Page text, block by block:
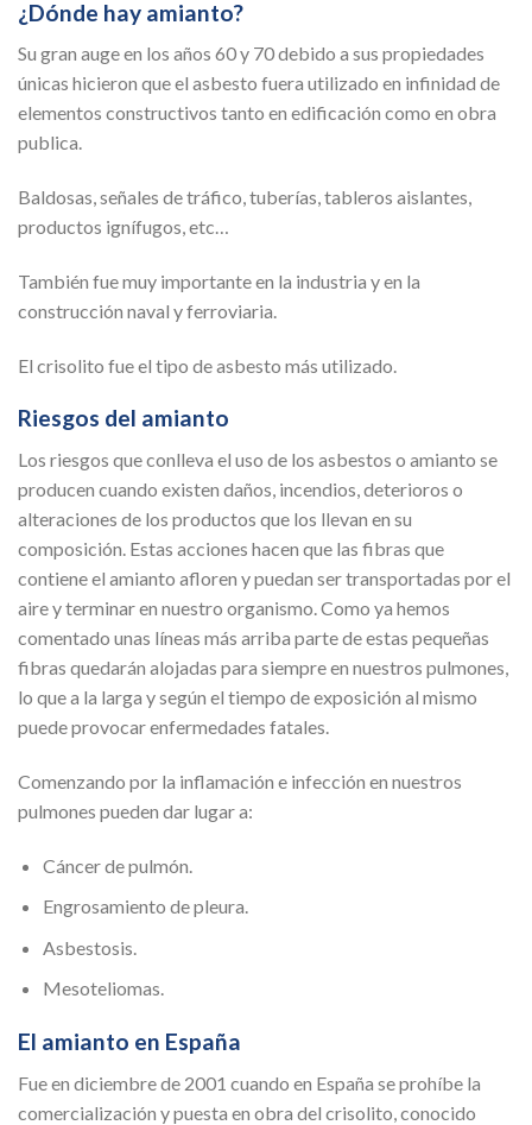
¿Dónde hay amianto?
Su gran auge en los años 60 y 70 debido a sus propiedades
únicas hicieron que el asbesto fuera utilizado en infinidad de
elementos constructivos tanto en edificación como en obra
publica.
Baldosas, señales de tráfico, tuberías, tableros aislantes,
productos ignífugos, etc…
También fue muy importante en la industria y en la
construcción naval y ferroviaria.
El crisolito fue el tipo de asbesto más utilizado.
Riesgos del amianto
Los riesgos que conlleva el uso de los asbestos o amianto se
producen cuando existen daños, incendios, deterioros o
alteraciones de los productos que los llevan en su
composición. Estas acciones hacen que las fibras que
contiene el amianto afloren y puedan ser transportadas por el
aire y terminar en nuestro organismo. Como ya hemos
comentado unas líneas más arriba parte de estas pequeñas
fibras quedarán alojadas para siempre en nuestros pulmones,
lo que a la larga y según el tiempo de exposición al mismo
puede provocar enfermedades fatales.
Comenzando por la inflamación e infección en nuestros
pulmones pueden dar lugar a:
Cáncer de pulmón.
Engrosamiento de pleura.
Asbestosis.
Mesoteliomas.
El amianto en España
Fue en diciembre de 2001 cuando en España se prohíbe la
comercialización y puesta en obra del crisolito, conocido